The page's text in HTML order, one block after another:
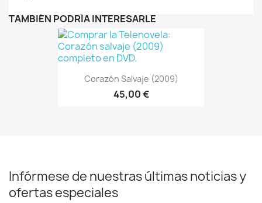
TAMBIÉN PODRÍA INTERESARLE
Corazón Salvaje (2009)
45,00 €
Infórmese de nuestras últimas noticias y
ofertas especiales